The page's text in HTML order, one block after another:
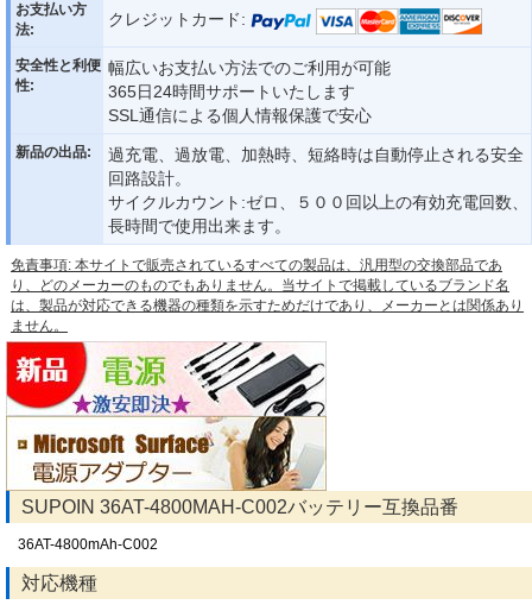
お支払い方
法:
クレジットカード:
安全性と利便
性:
幅広いお支払い方法でのご利用が可能
365日24時間サポートいたします
SSL通信による個人情報保護で安心
新品の出品:
過充電、過放電、加熱時、短絡時は自動停止される安全
回路設計。
サイクルカウント:ゼロ、５００回以上の有効充電回数、
長時間で使用出来ます。
免責事項: 本サイトで販売されているすべての製品は、汎用型の交換部品であ
り、どのメーカーのものでもありません。当サイトで掲載しているブランド名
は、製品が対応できる機器の種類を示すためだけであり、メーカーとは関係あり
ません。
SUPOIN 36AT-4800MAH-C002バッテリー互換品番
36AT-4800mAh-C002
対応機種